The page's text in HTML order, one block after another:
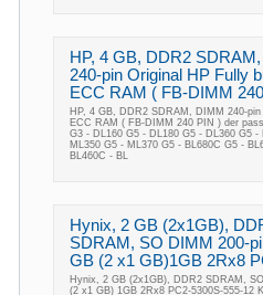
HP, 4 GB, DDR2
240-pin Original HP Fully
ECC RAM ( FB-DIMM
HP, 4 GB, DDR2 SDRAM, DIMM 240-
ECC RAM ( FB-DIMM 240 PIN ) der
G3 - DL160 G5 - DL180 G5 - DL360 G5 -
ML350 G5 - ML370 G5 - BL680C G5 -
BL460C - BL
Hynix, 2 GB (2x1GB),
SDRAM, SO DIMM 200-
GB (2 x1 GB)1GB 2Rx8
Hynix, 2 GB (2x1GB), DDR2 SDRAM,
(2 x1 GB) 1GB 2Rx8 PC2-5300S-555-12